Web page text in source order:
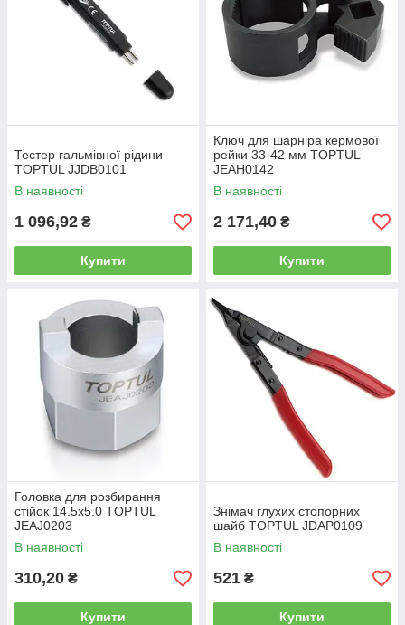
Тестер гальмівної рідини
TOPTUL JJDB0101
В наявності
1 096,92 ₴
Купити
Ключ для шарніра кермової
рейки 33-42 мм TOPTUL
JEAH0142
В наявності
2 171,40 ₴
Купити
Головка для розбирання
стійок 14.5x5.0 TOPTUL
JEAJ0203
В наявності
310,20 ₴
Купити
Знімач глухих стопорних
шайб TOPTUL JDAP0109
В наявності
521 ₴
Купити